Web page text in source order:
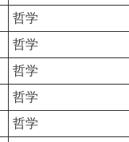
哲学
哲学
哲学
哲学
哲学